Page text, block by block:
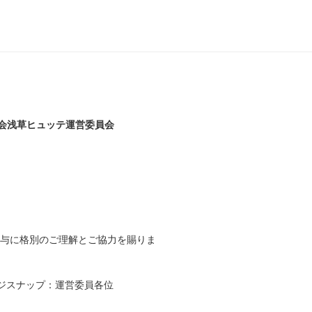
浅草ヒュッテ運営委員会
に格別のご理解とご協力を賜りま
ナップ：運営委員各位